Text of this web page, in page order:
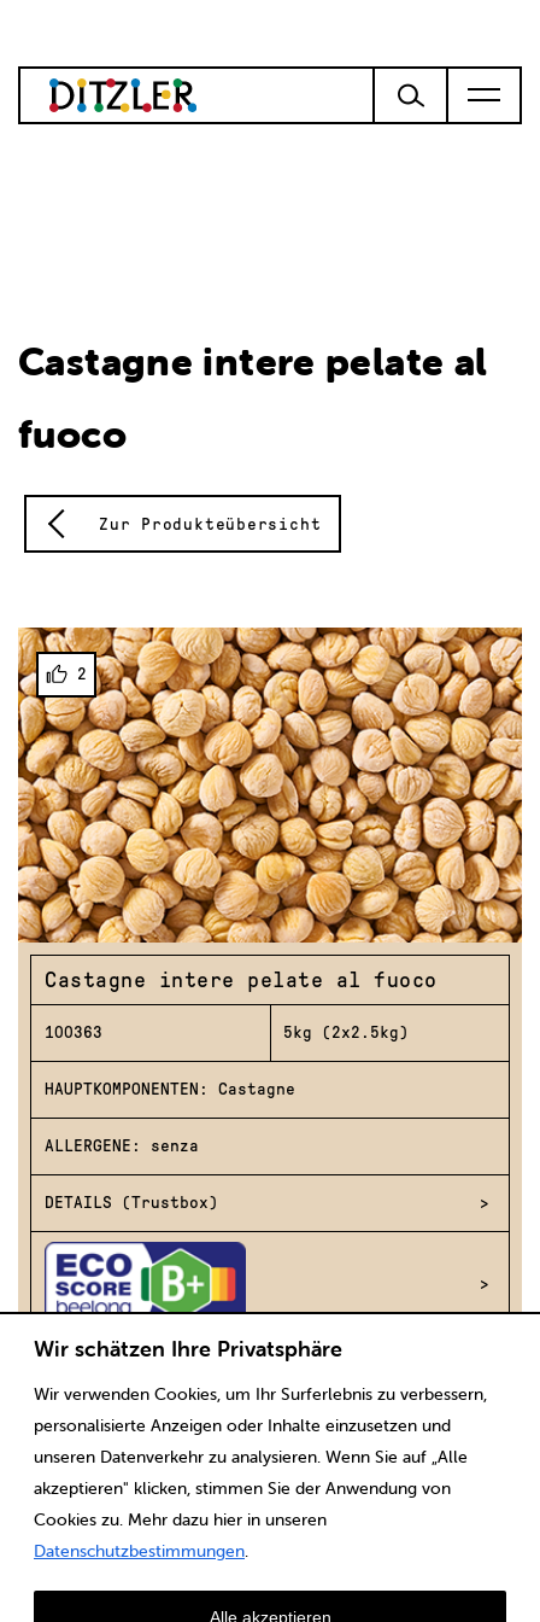
Wir schätzen Ihre Privatsphäre
Wir verwenden Cookies, um Ihr Surferlebnis zu verbessern,
personalisierte Anzeigen oder Inhalte einzusetzen und
unseren Datenverkehr zu analysieren. Wenn Sie auf „Alle
akzeptieren" klicken, stimmen Sie der Anwendung von
Cookies zu. Mehr dazu hier in unseren
Datenschutzbestimmungen
Alle akzeptieren
Castagne intere pelate al
fuoco
Zur Produkteübersicht
2
Castagne intere pelate al fuoco
100363 5kg (2x2.5kg)
HAUPTKOMPONENTEN: Castagne
ALLERGENE: senza
DETAILS (Trustbox)
Scaricare Note legali CGV Protezione dei dati